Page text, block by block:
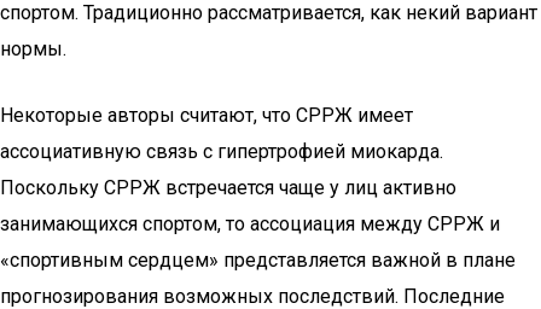
спортом. Традиционно рассматривается, как некий вариант
нормы.
Некоторые авторы считают, что СРРЖ имеет
ассоциативную связь с гипертрофией миокарда.
Поскольку СРРЖ встречается чаще у лиц активно
занимающихся спортом, то ассоциация между СРРЖ и
«спортивным сердцем» представляется важной в плане
прогнозирования возможных последствий. Последние